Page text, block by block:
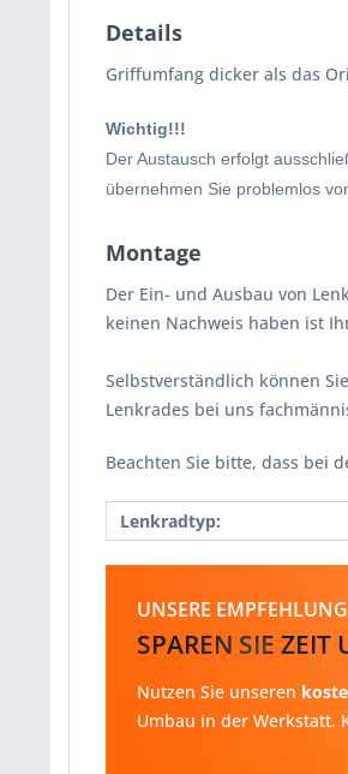
Details
Griffumfang dicker als das
Wichtig!!!
Der Austausch erfolgt
übernehmen Sie problemlos
Montage
Der Ein- und Ausbau von
keinen Nachweis haben ist
Selbstverständlich können
Lenkrades bei uns
Beachten Sie bitte, dass bei
Lenkradtyp:
UNSERE EMPFEHLUNG
SPAREN SIE ZEIT
Nutzen Sie unseren
Umbau in der Werkstatt.